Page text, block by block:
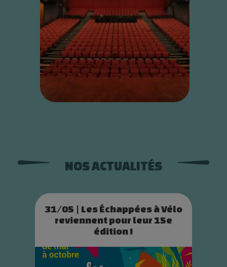
NOS ACTUALITÉS
31/05 | Les Échappées à Vélo
reviennent pour leur 15e
édition !